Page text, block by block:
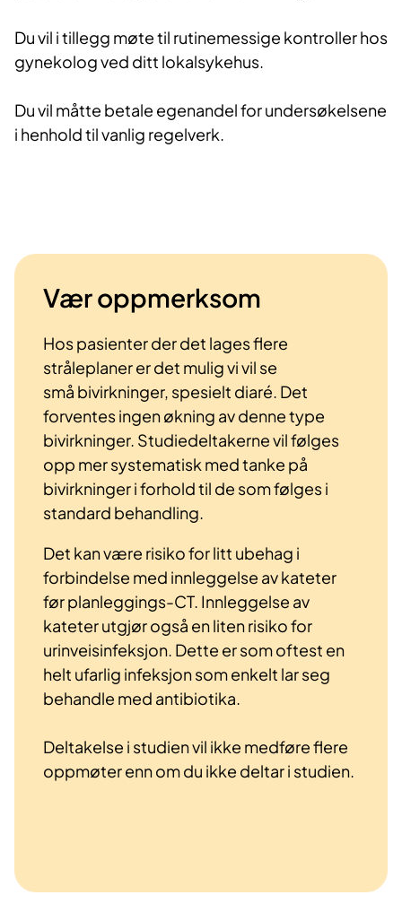
Du vil i tillegg møte til rutinemessige kontroller hos
gynekolog ved ditt lokalsykehus.
Du vil måtte betale egenandel for undersøkelsene
i henhold til vanlig regelverk.
Vær oppmerksom
Hos pasienter der det lages flere
stråleplaner er det mulig vi vil se
små bivirkninger, spesielt diaré. Det
forventes ingen økning av denne type
bivirkninger. Studiedeltakerne vil følges
opp mer systematisk med tanke på
bivirkninger i forhold til de som følges i
standard behandling.
Det kan være risiko for litt ubehag i
forbindelse med innleggelse av kateter
før planleggings-CT. Innleggelse av
kateter utgjør også en liten risiko for
urinveisinfeksjon. Dette er som oftest en
helt ufarlig infeksjon som enkelt lar seg
behandle med antibiotika.
Deltakelse i studien vil ikke medføre flere
oppmøter enn om du ikke deltar i studien.